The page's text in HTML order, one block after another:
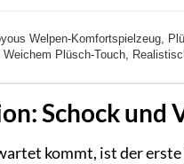
Welpen-Komfortspielzeug,
Weichem Plüsch-Touch,
Schock und
kommt, ist der